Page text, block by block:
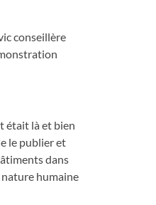
conseillère
était là et bien
le publier et
dans
nature humaine